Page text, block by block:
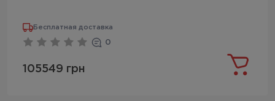
Бесплатная доставка
0
105549 грн